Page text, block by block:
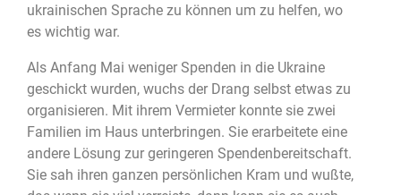
ukrainischen Sprache zu können um zu helfen, wo
es wichtig war.
Als Anfang Mai weniger Spenden in die Ukraine
geschickt wurden, wuchs der Drang selbst etwas zu
organisieren. Mit ihrem Vermieter konnte sie zwei
Familien im Haus unterbringen. Sie erarbeitete eine
andere Lösung zur geringeren Spendenbereitschaft.
Sie sah ihren ganzen persönlichen Kram und wußte,